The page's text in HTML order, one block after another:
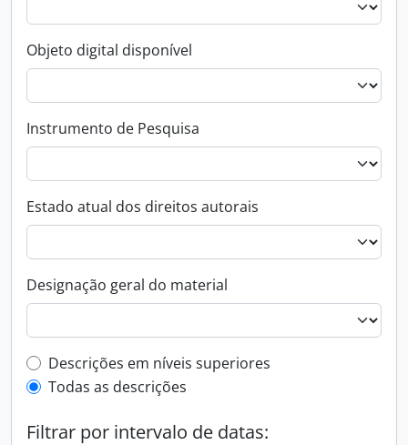
Objeto digital disponível
Instrumento de Pesquisa
Estado atual dos direitos autorais
Designação geral do material
Filtro de descrição de nível superior
Descrições em níveis superiores
Todas as descrições
Filtrar por intervalo de datas: